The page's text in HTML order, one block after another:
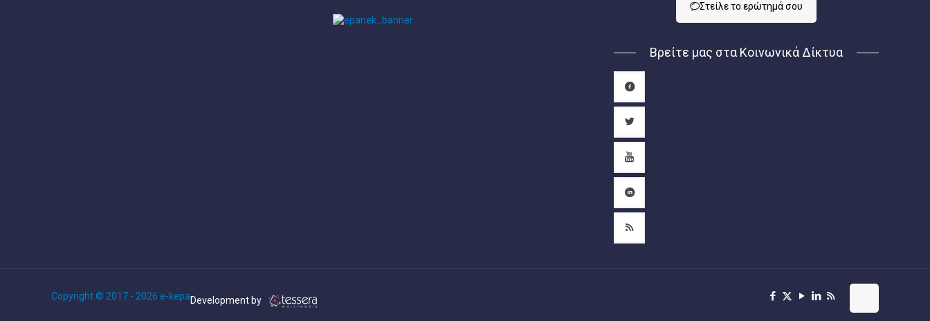
Στείλε τo ερώτημά σου
Βρείτε μας στα Κοινωνικά Δίκτυα
Copyright © 2017 - 2026 e-kepaDevelopment by